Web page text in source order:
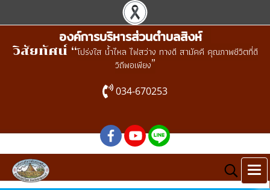
องค์การบริหารส่วนตำบลสิงห์
วิสัยทัศน์ “โปร่งใส น้ำไหล ไฟสว่าง ทางดี สามัคคี คุณภาพชีวิตที่ดี
วิถีพอเพียง”
034-670253